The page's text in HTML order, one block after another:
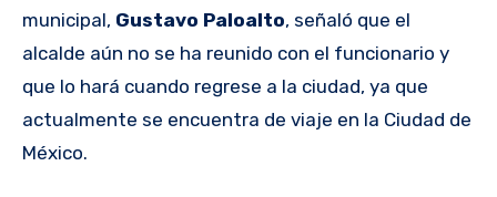
municipal, Gustavo Paloalto, señaló que el
alcalde aún no se ha reunido con el funcionario y
que lo hará cuando regrese a la ciudad, ya que
actualmente se encuentra de viaje en la Ciudad de
México.